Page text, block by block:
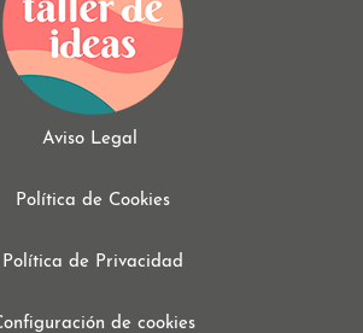
Aviso Legal
Política de Cookies
Política de Privacidad
de cookies